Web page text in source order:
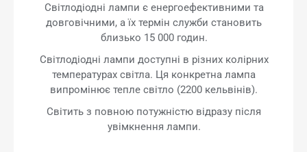
Світлодіодні лампи є енергоефективними та
довговічними, а їх термін служби становить
близько 15 000 годин.
Світлодіодні лампи доступні в різних колірних
температурах світла. Ця конкретна лампа
випромінює тепле світло (2200 кельвінів).
Світить з повною потужністю відразу після
увімкнення лампи.